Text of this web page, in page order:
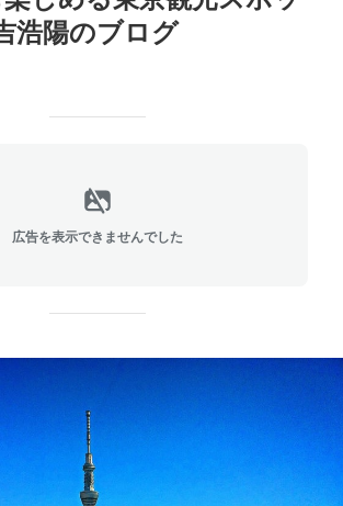
浩陽のブログ
広告を表示できませんでした